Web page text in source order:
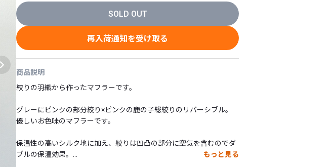
SOLD OUT
再入荷通知を受け取る
商品説明
絞りの羽織から作ったマフラーです。
グレーにピンクの部分絞り×ピンクの鹿の子総絞りのリバーシブル。
優しいお色味のマフラーです。
保温性の高いシルク地に加え、絞りは凹凸の部分に空気を含むのでダ
ブルの保温効果。
もっと見る